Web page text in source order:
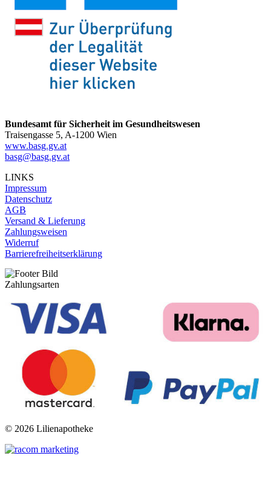
Bundesamt für Sicherheit im Gesundheitswesen
Traisengasse 5, A-1200 Wien
www.basg.gv.at
basg@basg.gv.at
LINKS
Impressum
Datenschutz
AGB
Versand & Lieferung
Zahlungsweisen
Widerruf
Barrierefreiheitserklärung
Zahlungsarten
© 2026 Lilienapotheke